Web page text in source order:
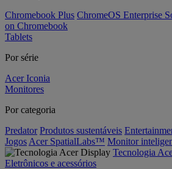
Chromebook Plus ChromeOS Enterprise
on Chromebook
Tablets
Por série
Acer Iconia
Monitores
Por categoria
Predator Produtos sustentáveis
Jogos Acer SpatialLabs™ Monitor
Tecnologia
Eletrônicos e acessórios